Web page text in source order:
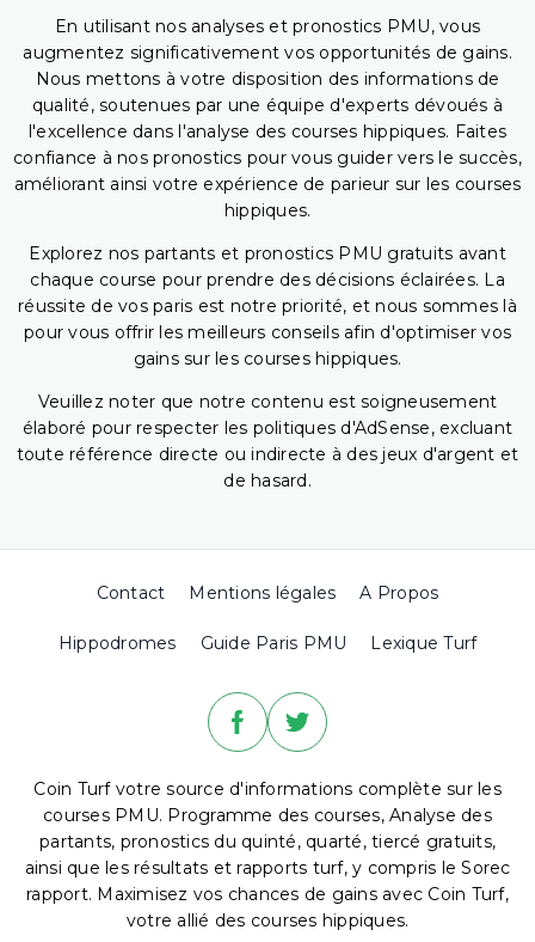
En utilisant nos analyses et pronostics PMU, vous
augmentez significativement vos opportunités de gains.
Nous mettons à votre disposition des informations de
qualité, soutenues par une équipe d'experts dévoués à
l'excellence dans l'analyse des courses hippiques. Faites
confiance à nos pronostics pour vous guider vers le succès,
améliorant ainsi votre expérience de parieur sur les courses
hippiques.
Explorez nos partants et pronostics PMU gratuits avant
chaque course pour prendre des décisions éclairées. La
réussite de vos paris est notre priorité, et nous sommes là
pour vous offrir les meilleurs conseils afin d'optimiser vos
gains sur les courses hippiques.
Veuillez noter que notre contenu est soigneusement
élaboré pour respecter les politiques d'AdSense, excluant
toute référence directe ou indirecte à des jeux d'argent et
de hasard.
Contact Mentions légales A Propos
Hippodromes Guide Paris PMU Lexique Turf
Coin Turf votre source d'informations complète sur les
courses PMU. Programme des courses, Analyse des
partants, pronostics du quinté, quarté, tiercé gratuits,
ainsi que les résultats et rapports turf, y compris le Sorec
rapport. Maximisez vos chances de gains avec Coin Turf,
votre allié des courses hippiques.